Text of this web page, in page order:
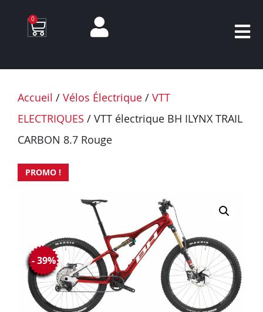
0
Accueil / Vélos Électrique / VTT
ELECTRIQUES / VTT électrique BH ILYNX TRAIL
CARBON 8.7 Rouge
PROMO !
- 39%